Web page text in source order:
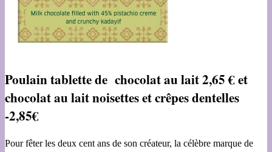
Poulain tablette de chocolat au lait 2,65 € et
chocolat au lait noisettes et crêpes dentelles
-2,85€
Pour fêter les deux cent ans de son créateur, la célèbre marque de